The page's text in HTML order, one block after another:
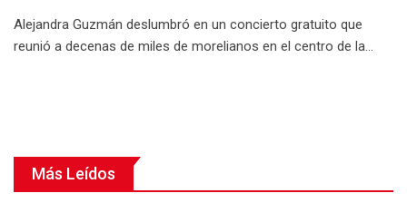
Alejandra Guzmán deslumbró en un concierto gratuito que
reunió a decenas de miles de morelianos en el centro de la…
Más Leídos